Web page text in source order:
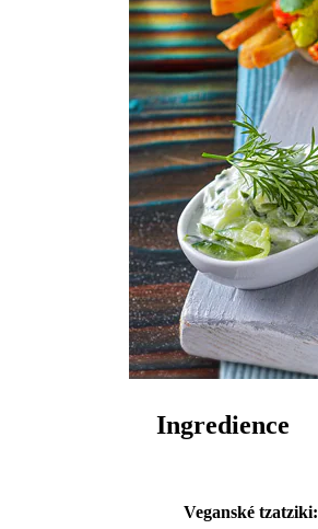
Ingredience
Veganské tzatziki: